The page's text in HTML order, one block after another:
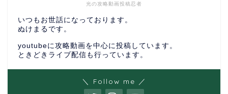
光の攻略動画投稿忍者
いつもお世話になっております。
ぬけまるです。
youtubeに攻略動画を中心に投稿しています。
ときどきライブ配信も行っています。
＼ Follow me ／